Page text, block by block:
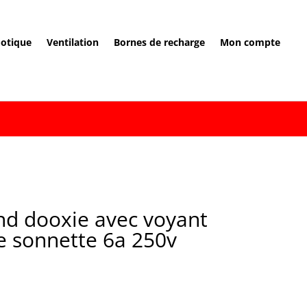
Ventilation Bornes de recharge Mon compte
dooxie avec voyant
sonnette 6a 250v